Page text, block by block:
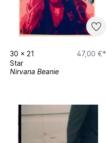
30 x 21
47,00 €*
Star
Nirvana Beanie